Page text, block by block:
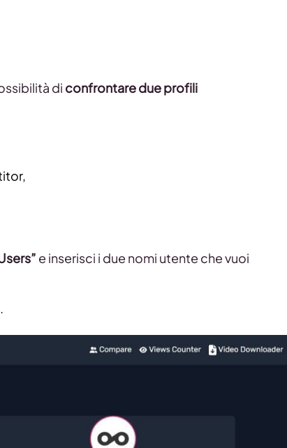
di confrontare due profili
e inserisci i due nomi utente che vuoi